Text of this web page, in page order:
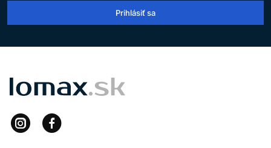
Prihlásiť sa
LOMAX